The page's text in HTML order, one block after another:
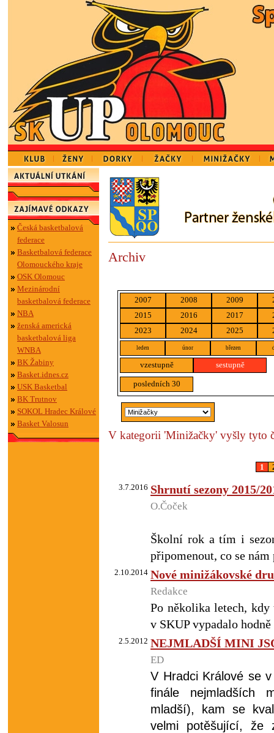
Česká basketbalová
federace
Basketbalová federace
Olomouckého kraje
OSK Olomouc
Mezinárodní
basketbalová federace
NBA
ženská americká
basketbalová liga
WNBA
BK Žabiny
Basket.idnes.cz
USK Basketbal
BK Trutnov
SOKOL Hradec Králové
Basket Valosun
Archiv
2007 2008 2009
2015
2016 2017
2023
2024 2025
leden únor březen
vzestupně sestupně
posledních 30
V kategorii 'Minižačky' vyšly tyto
1
3.7.2016 Shrnutí sezony 2015/
O.Čoček
Školní rok a tím i
připomenout, co se
2.10.2014 Nové minižákovské
Redakce
Po několika letech,
v SKUP vypadalo
2.5.2012 NEJMLADŠÍ MINI
ED
V Hradci Králové se
finále nejmladších
mladší), kam se
velmi potěšující, že